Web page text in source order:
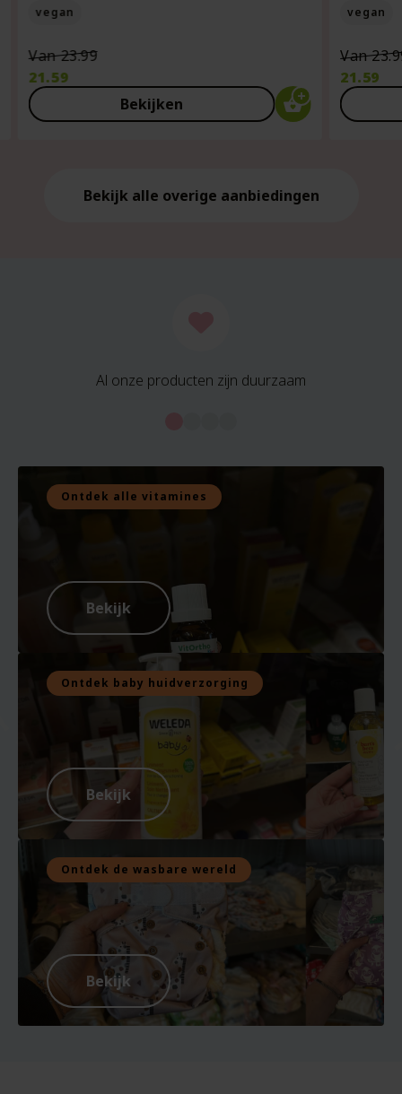
vegan
Van23.99Oorspronkelijke
was:
€23.99.
21.59
Huidige
prijs
Bekijken
vegan
Van
21.59
Huidige
prijs
Bekijk alle overige aanbiedingen
Al onze producten zijn duurzaam
Ontdek alle vitamines
Bekijk
Ontdek baby huidverzorging
Bekijk
Ontdek de wasbare wereld
Bekijk